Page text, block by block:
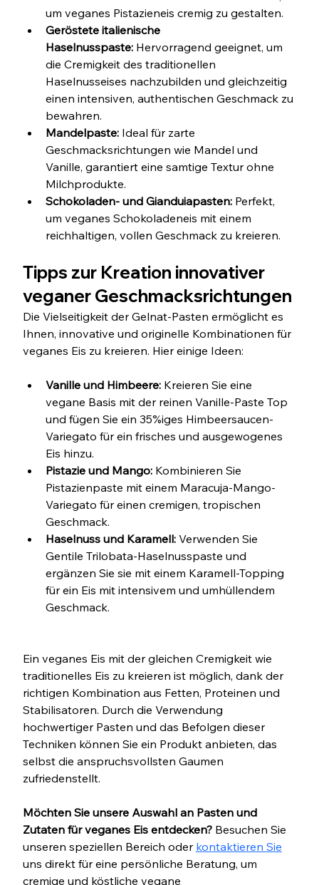
um veganes Pistazieneis cremig zu gestalten.
Geröstete italienische
Haselnusspaste: Hervorragend geeignet, um
die Cremigkeit des traditionellen
Haselnusseises nachzubilden und gleichzeitig
einen intensiven, authentischen Geschmack zu
bewahren.
Mandelpaste: Ideal für zarte
Geschmacksrichtungen wie Mandel und
Vanille, garantiert eine samtige Textur ohne
Milchprodukte.
Schokoladen- und Gianduiapasten: Perfekt,
um veganes Schokoladeneis mit einem
reichhaltigen, vollen Geschmack zu kreieren.
Tipps zur Kreation innovativer
veganer Geschmacksrichtungen
Die Vielseitigkeit der Gelnat-Pasten ermöglicht es
Ihnen, innovative und originelle Kombinationen für
veganes Eis zu kreieren. Hier einige Ideen:
Vanille und Himbeere: Kreieren Sie eine
vegane Basis mit der reinen Vanille-Paste Top
und fügen Sie ein 35%iges Himbeersaucen-
Variegato für ein frisches und ausgewogenes
Eis hinzu.
Pistazie und Mango: Kombinieren Sie
Pistazienpaste mit einem Maracuja-Mango-
Variegato für einen cremigen, tropischen
Geschmack.
Haselnuss und Karamell: Verwenden Sie
Gentile Trilobata-Haselnusspaste und
ergänzen Sie sie mit einem Karamell-Topping
für ein Eis mit intensivem und umhüllendem
Geschmack.
Ein veganes Eis mit der gleichen Cremigkeit wie
traditionelles Eis zu kreieren ist möglich, dank der
richtigen Kombination aus Fetten, Proteinen und
Stabilisatoren. Durch die Verwendung
hochwertiger Pasten und das Befolgen dieser
Techniken können Sie ein Produkt anbieten, das
selbst die anspruchsvollsten Gaumen
zufriedenstellt.
Möchten Sie unsere Auswahl an Pasten und
Zutaten für veganes Eis entdecken? Besuchen Sie
unseren speziellen Bereich oder kontaktieren Sie
uns direkt für eine persönliche Beratung, um
cremige und köstliche vegane